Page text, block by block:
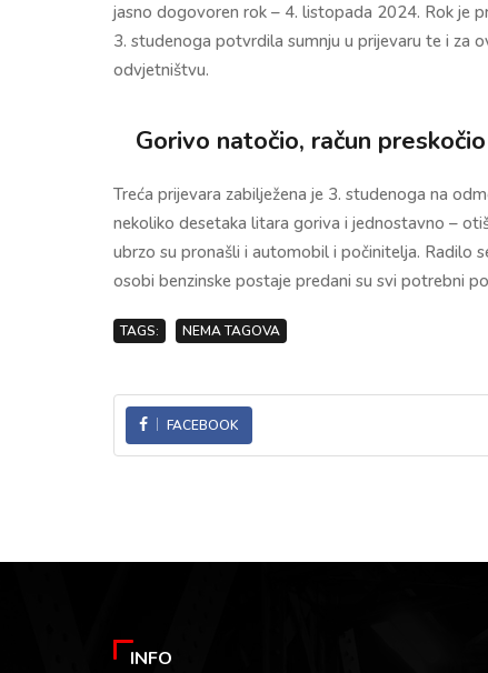
jasno dogovoren rok – 4. listopada 2024. Rok je
3. studenoga potvrdila sumnju u prijevaru te i za
odvjetništvu.
Gorivo natočio, račun
Treća prijevara zabilježena je 3. studenoga na
nekoliko desetaka litara goriva i jednostavno –
ubrzo su pronašli i automobil i počinitelja. Radilo
osobi benzinske postaje predani su svi potrebni
TAGS: NEMA TAGOVA
FACEBOOK
INFO